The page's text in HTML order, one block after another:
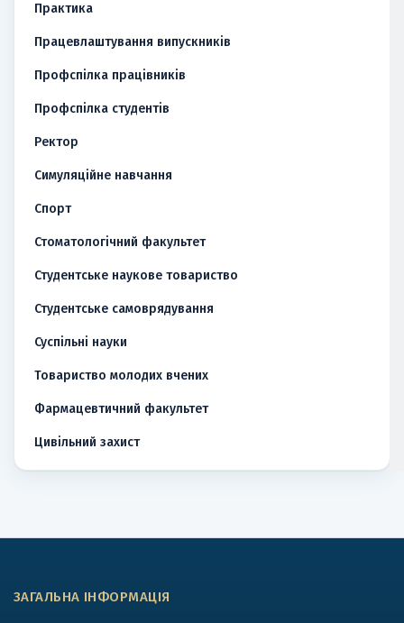
Практика
Працевлаштування випускників
Профспілка працівників
Профспілка студентів
Ректор
Симуляційне навчання
Спорт
Стоматологічний факультет
Студентське наукове товариство
Студентське самоврядування
Суспільні науки
Товариство молодих вчених
Фармацевтичний факультет
Цивільний захист
ЗАГАЛЬНА ІНФОРМАЦІЯ